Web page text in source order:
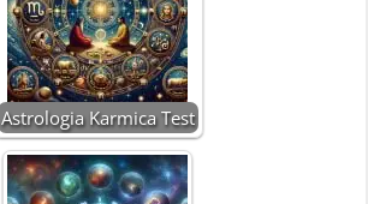
Astrologia Karmica Test